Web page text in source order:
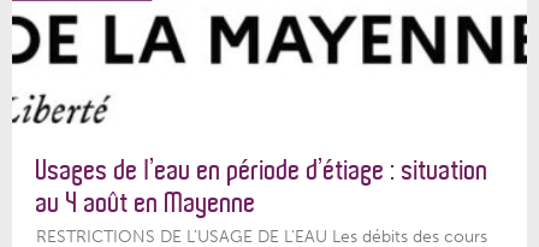
Usages de l’eau en période d’étiage : situation
au 4 août en Mayenne
RESTRICTIONS DE L’USAGE DE L’EAU Les débits des cours